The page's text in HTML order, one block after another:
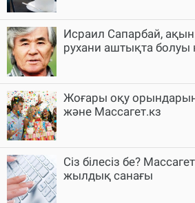
Исраил Сапарбай,
рухани аштықта болуы
Жоғары оқу
және Массагет.кз
Сіз білесіз бе?
жылдық санағы